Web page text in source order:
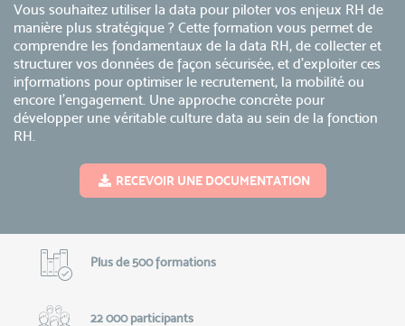
Vous souhaitez utiliser la data pour piloter vos enjeux RH de
manière plus stratégique ? Cette formation vous permet de
comprendre les fondamentaux de la data RH, de collecter et
structurer vos données de façon sécurisée, et d’exploiter ces
informations pour optimiser le recrutement, la mobilité ou
encore l’engagement. Une approche concrète pour
développer une véritable culture data au sein de la fonction
RH.
RECEVOIR UNE DOCUMENTATION
Plus de 500 formations
22 000 participants